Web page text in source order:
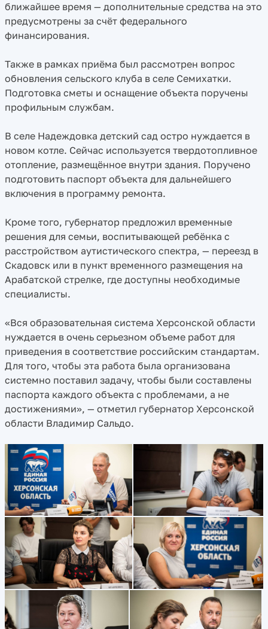
ближайшее время — дополнительные средства на это
предусмотрены за счёт федерального
финансирования.
Также в рамках приёма был рассмотрен вопрос
обновления сельского клуба в селе Семихатки.
Подготовка сметы и оснащение объекта поручены
профильным службам.
В селе Надеждовка детский сад остро нуждается в
новом котле. Сейчас используется твердотопливное
отопление, размещённое внутри здания. Поручено
подготовить паспорт объекта для дальнейшего
включения в программу ремонта.
Кроме того, губернатор предложил временные
решения для семьи, воспитывающей ребёнка с
расстройством аутистического спектра, — переезд в
Скадовск или в пункт временного размещения на
Арабатской стрелке, где доступны необходимые
специалисты.
«Вся образовательная система Херсонской области
нуждается в очень серьезном объеме работ для
приведения в соответствие российским стандартам.
Для того, чтобы эта работа была организована
системно поставил задачу, чтобы были составлены
паспорта каждого объекта с проблемами, а не
достижениями», — отметил губернатор Херсонской
области Владимир Сальдо.